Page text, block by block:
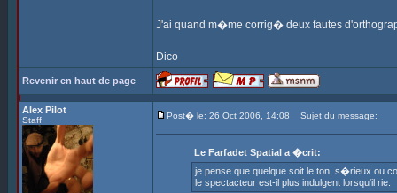
J'ai quand m�me corrig� deux fautes
Dico
Revenir en haut de page
Alex Pilot
Staff Post� le: 26 Oct 2006, 14:08 Sujet du message:
Le Farfadet Spatial a �crit:
je pense que quelque soit le ton, s�rieux ou
le spectacteur est-il plus indulgent lorsqu'il rie.